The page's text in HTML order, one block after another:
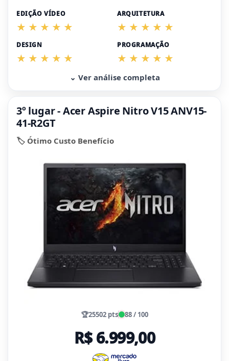
EDIÇÃO VÍDEO ARQUITETURA
DESIGN PROGRAMAÇÃO
⌄ Ver análise completa
3º lugar - Acer Aspire Nitro V15 ANV15-
41-R2GT
🏷️ Ótimo Custo Benefício
🏆25502 pts 88 / 100
R$ 6.999,00